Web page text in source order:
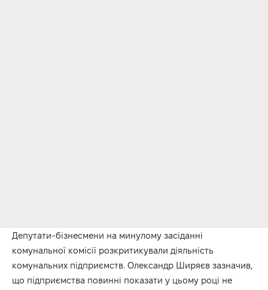
Депутати-бізнесмени на минулому засіданні
комунальної комісії розкритикували діяльність
комунальних підприємств. Олександр Ширяєв зазначив,
що підприємства повинні показати у цьому році не